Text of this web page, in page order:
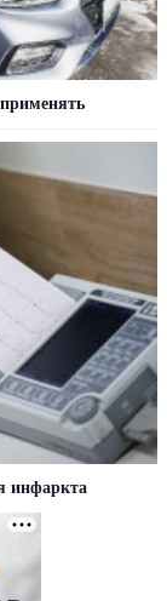
инфаркта